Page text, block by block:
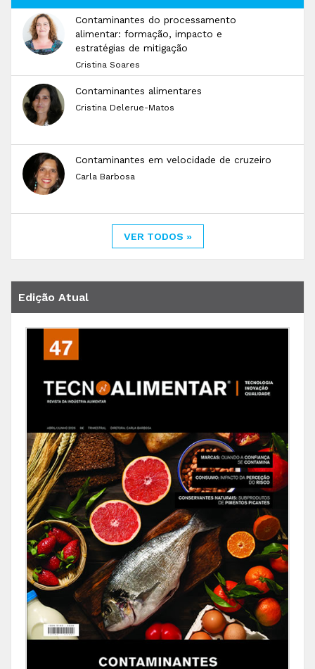
Contaminantes do processamento
alimentar: formação, impacto e
estratégias de mitigação
Cristina Soares
Contaminantes alimentares
Cristina Delerue-Matos
Contaminantes em velocidade de cruzeiro
Carla Barbosa
VER TODOS »
Edição Atual